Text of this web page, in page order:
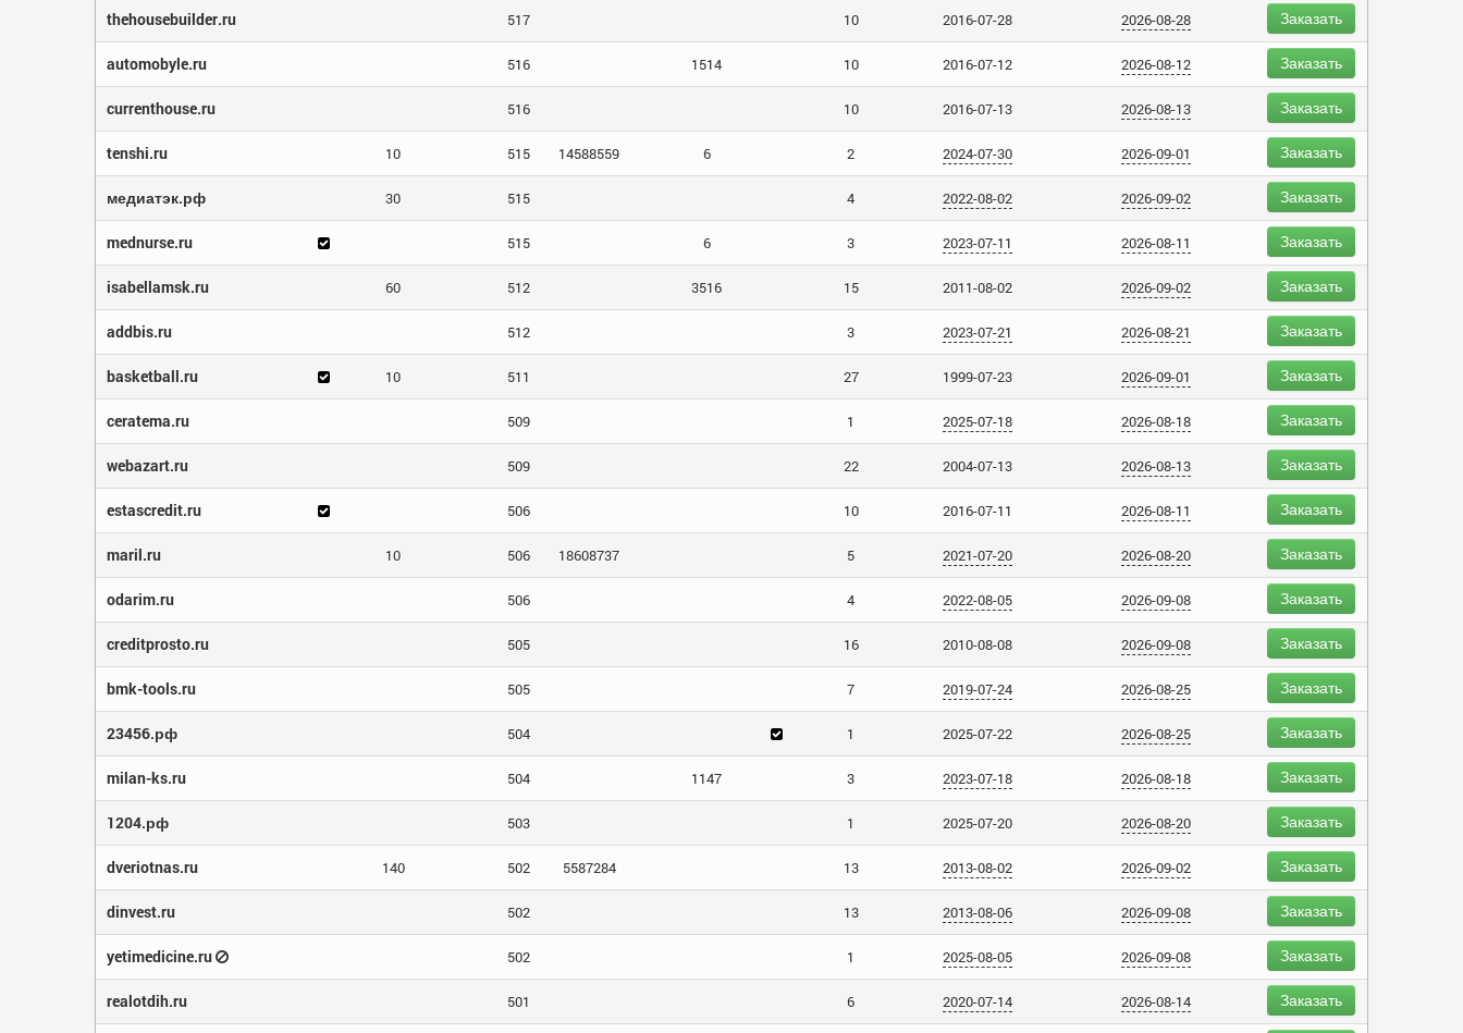
thehousebuilder.ru 517 10 2016-07-28 2026-08-28 Заказать
automobyle.ru 516 1514 10 2016-07-12 2026-08-12 Заказать
currenthouse.ru 516 10 2016-07-13 2026-08-13 Заказать
tenshi.ru 10 515 14588559 6 2 2024-07-30 2026-09-01 Заказать
медиатэк.рф 30 515 4 2022-08-02 2026-09-02 Заказать
mednurse.ru 515 6 3 2023-07-11 2026-08-11 Заказать
isabellamsk.ru 60 512 3516 15 2011-08-02 2026-09-02 Заказать
addbis.ru 512 3 2023-07-21 2026-08-21 Заказать
basketball.ru 10 511 27 1999-07-23 2026-09-01 Заказать
ceratema.ru 509 1 2025-07-18 2026-08-18 Заказать
webazart.ru 509 22 2004-07-13 2026-08-13 Заказать
estascredit.ru 506 10 2016-07-11 2026-08-11 Заказать
maril.ru 10 506 18608737 5 2021-07-20 2026-08-20 Заказать
odarim.ru 506 4 2022-08-05 2026-09-08 Заказать
creditprosto.ru 505 16 2010-08-08 2026-09-08 Заказать
bmk-tools.ru 505 7 2019-07-24 2026-08-25 Заказать
23456.рф 504 1 2025-07-22 2026-08-25 Заказать
milan-ks.ru 504 1147 3 2023-07-18 2026-08-18 Заказать
1204.рф 503 1 2025-07-20 2026-08-20 Заказать
dveriotnas.ru 140 502 5587284 13 2013-08-02 2026-09-02 Заказать
dinvest.ru 502 13 2013-08-06 2026-09-08 Заказать
yetimedicine.ru 502 1 2025-08-05 2026-09-08 Заказать
realotdih.ru 501 6 2020-07-14 2026-08-14 Заказать